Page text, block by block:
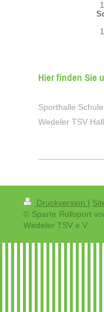
Hier finden Sie
Sporthalle
Wedeler TSV
Druckversion |
© Sparte Rollsport
Wedeler TSV e.V.